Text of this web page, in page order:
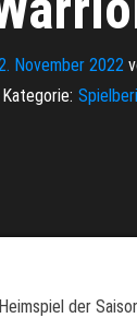
November 2022
Kategorie:
der